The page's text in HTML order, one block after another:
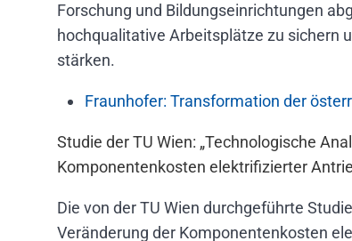
Forschung und Bildungseinrichtungen
hochqualitative Arbeitsplätze zu sichern
stärken.
Fraunhofer: Transformation der
Studie der TU Wien: „Technologische
Komponentenkosten elektrifizierter
Die von der TU Wien durchgeführte
Veränderung der Komponentenkosten